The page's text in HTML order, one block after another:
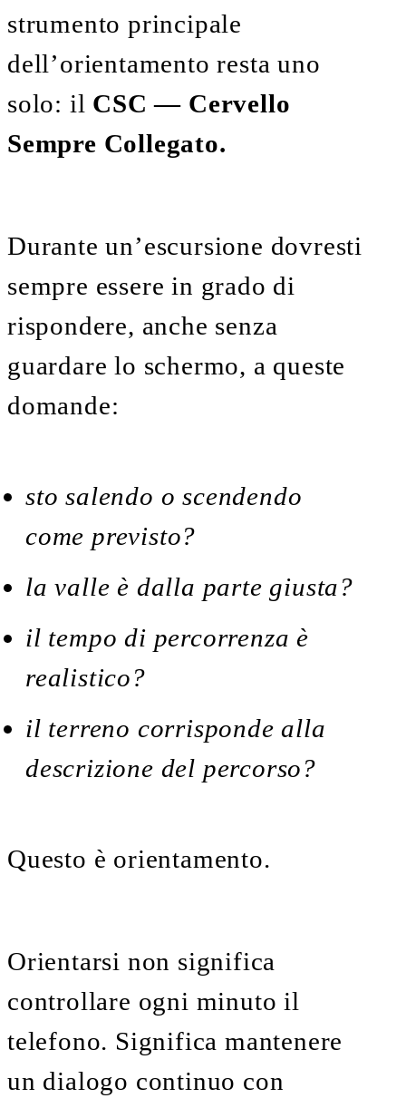
strumento principale
dell’orientamento resta uno
solo: il CSC — Cervello
Sempre Collegato.
Durante un’escursione dovresti
sempre essere in grado di
rispondere, anche senza
guardare lo schermo, a queste
domande:
sto salendo o scendendo
come previsto?
la valle è dalla parte giusta?
il tempo di percorrenza è
realistico?
il terreno corrisponde alla
descrizione del percorso?
Questo è orientamento.
Orientarsi non significa
controllare ogni minuto il
telefono. Significa mantenere
un dialogo continuo con